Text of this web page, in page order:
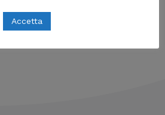
Accetta